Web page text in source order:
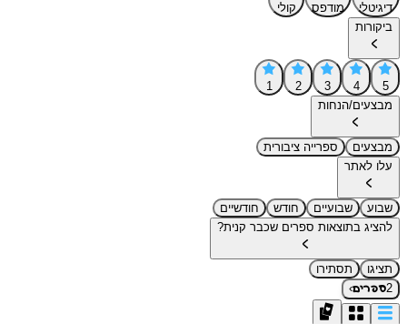
דיגיטלי מודפס
קולי
ביקורות
5
4
3
2
1
מבצעים/הנחות
מבצעים
ספרייה ציבורית
עלו לאתר
שבוע שבועיים חודש
חודשיים
להציג בתוצאות ספרים שכבר קנית?
תציגו
תסתירו
2ספרים›